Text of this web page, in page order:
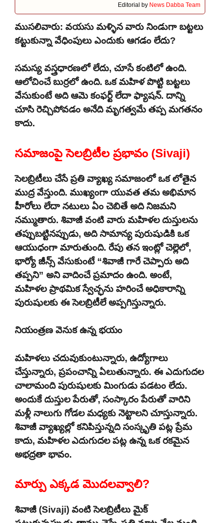
Editorial by News Dabba Team
ముసలివారు: వయసు మళ్ళిన వారు నిండుగా బట్టలు
కట్టుకున్నా వేధింపులు ఎందుకు ఆగడం లేదు?
సమస్య వస్త్రధారణలో లేదు, చూసే కంటిలో ఉంది.
ఆలోచించే బుర్రలో ఉంది. ఒక మహిళ పొట్టి బట్టలు
వేసుకుంటే అది ఆమె కంఫర్ట్ లేదా ఫ్యాషన్. దాన్ని
చూసి రెచ్చిపోవడం అనేది మృగత్వమే తప్ప మగతనం
కాదు.
సమాజంపై సెలబ్రిటీల ప్రభావం (Sivaji)
సెలబ్రిటీలు చేసే ప్రతి వ్యాఖ్య సమాజంలో ఒక లోతైన
ముద్ర వేస్తుంది. ముఖ్యంగా యువత తమ అభిమాన
హీరోలు లేదా నటులు ఏం చెబితే అది నిజమని
నమ్ముతారు. శివాజీ వంటి వారు మహిళల దుస్తులను
తప్పుబట్టినప్పుడు, అది సామాన్య పురుషుడికి ఒక
ఆయుధంగా మారుతుంది. రేపు తన ఇంట్లో చెల్లెలో,
భార్యో జీన్స్ వేసుకుంటే “శివాజీ గారే చెప్పారు అది
తప్పని” అని వాదించే ప్రమాదం ఉంది. అంటే,
మహిళల ప్రాథమిక స్వేచ్ఛను హరించే అధికారాన్ని
పురుషులకు ఈ సెలబ్రిటీలే అప్పగిస్తున్నారు.
నియంత్రణ వెనుక ఉన్న భయం
మహిళలు చదువుకుంటున్నారు, ఉద్యోగాలు
చేస్తున్నారు, ప్రపంచాన్ని ఏలుతున్నారు. ఈ ఎదుగుదల
చాలామంది పురుషులకు మింగుడు పడటం లేదు.
అందుకే దుస్తుల పేరుతో, సంస్కారం పేరుతో వారిని
మళ్లీ నాలుగు గోడల మధ్యకు నెట్టాలని చూస్తున్నారు.
శివాజీ వ్యాఖ్యల్లో కనిపిస్తున్నది సంస్కృతి పట్ల ప్రేమ
కాదు, మహిళల ఎదుగుదల పట్ల ఉన్న ఒక రకమైన
అభద్రతా భావం.
మార్పు ఎక్కడ మొదలవ్వాలి?
శివాజీ (Sivaji) వంటి సెలబ్రిటీలు మైక్